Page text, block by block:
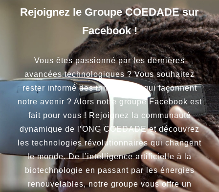
Rejoignez le Groupe COEDADE sur
Facebook !
Vous êtes passionné par les dernières
avancées technologiques ? Vous souhaitez
rester informé des innovations qui façonnent
notre avenir ? Alors notre groupe Facebook est
fait pour vous ! Rejoignez la communauté
dynamique de l’ONG COEDADE et découvrez
les technologies révolutionnaires qui changent
le monde. De l’intelligence artificielle à la
biotechnologie en passant par les énergies
renouvelables, notre groupe vous offre un